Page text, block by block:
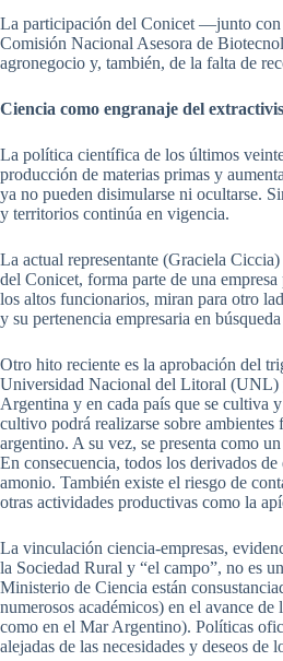
La participación del Conicet —junto con
Comisión Nacional Asesora de
agronegocio y, también, de la falta de
Ciencia como engranaje del
La política científica de los últimos
producción de materias primas y
ya no pueden disimularse ni ocultarse.
y territorios continúa en vigencia.
La actual representante (Graciela
del Conicet, forma parte de una
los altos funcionarios, miran para otro
y su pertenencia empresaria en
Otro hito reciente es la aprobación del
Universidad Nacional del Litoral (UNL)
Argentina y en cada país que se cultiva
cultivo podrá realizarse sobre ambientes
argentino. A su vez, se presenta como
En consecuencia, todos los derivados
amonio. También existe el riesgo de
otras actividades productivas como la
La vinculación ciencia-empresas,
la Sociedad Rural y “el campo”, no es
Ministerio de Ciencia están
numerosos académicos) en el avance
como en el Mar Argentino). Políticas
alejadas de las necesidades y deseos